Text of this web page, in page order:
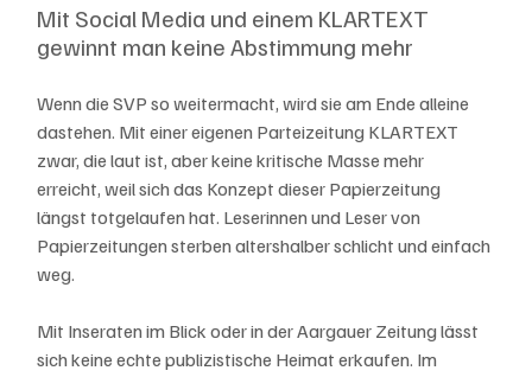
Mit Social Media und einem KLARTEXT
gewinnt man keine Abstimmung mehr
Wenn die SVP so weitermacht, wird sie am Ende alleine
dastehen. Mit einer eigenen Parteizeitung KLARTEXT
zwar, die laut ist, aber keine kritische Masse mehr
erreicht, weil sich das Konzept dieser Papierzeitung
längst totgelaufen hat. Leserinnen und Leser von
Papierzeitungen sterben altershalber schlicht und einfach
weg.
Mit Inseraten im Blick oder in der Aargauer Zeitung lässt
sich keine echte publizistische Heimat erkaufen. Im